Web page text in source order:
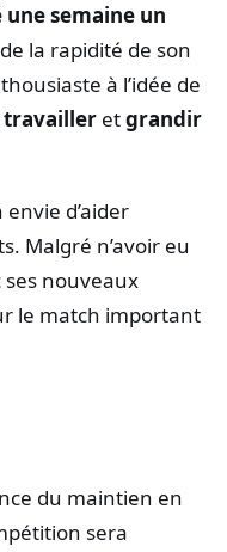
une semaine un
la rapidité de son
à l’idée de
travailler etgrandir
d’aider
Malgré n’avoir eu
nouveaux
le match important
du maintien en
sera